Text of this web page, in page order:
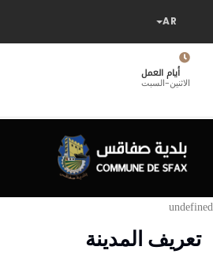
المحتوى
الرئيسيأيام العمل
الاثنين-السبت
undefined
تعريف المدينة